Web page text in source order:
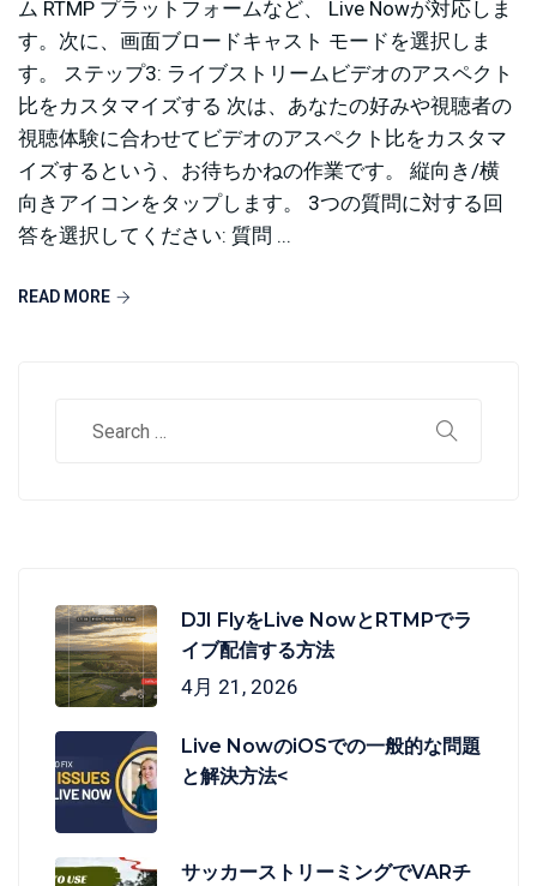
ム RTMP プラットフォームなど、 Live Nowが対応しま
す。次に、画面ブロードキャスト モードを選択しま
す。 ステップ3: ライブストリームビデオのアスペクト
比をカスタマイズする 次は、あなたの好みや視聴者の
視聴体験に合わせてビデオのアスペクト比をカスタマ
イズするという、お待ちかねの作業です。 縦向き/横
向きアイコンをタップします。 3つの質問に対する回
答を選択してください: 質問 ...
READ MORE
DJI FlyをLive NowとRTMPでラ
イブ配信する方法
4月 21, 2026
Live NowのiOSでの一般的な問題
と解決方法<
サッカーストリーミングでVARチ